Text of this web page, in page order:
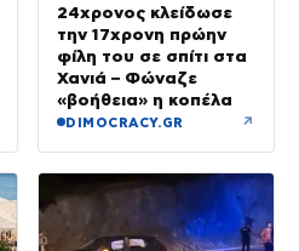
24χρονος κλείδωσε
την 17χρονη πρώην
φίλη του σε σπίτι στα
Χανιά – Φώναζε
«βοήθεια» η κοπέλα
DIMOCRACY.GR ↗